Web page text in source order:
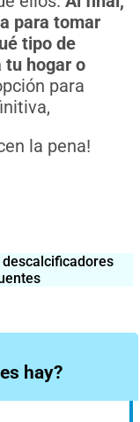
para tomar
tipo de
tu hogar o
para
la pena!
hay?